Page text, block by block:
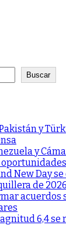
Buscar
y
y
New Day
de
acuerdos
6,4